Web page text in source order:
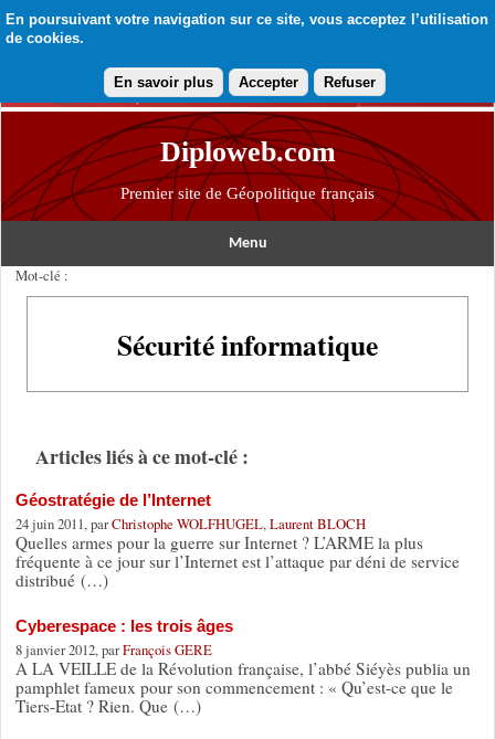
En poursuivant votre navigation sur ce site, vous acceptez l’utilisation
de cookies.
En savoir plus Accepter Refuser
Diploweb.com
Premier site de Géopolitique français
Menu
Mot-clé :
Sécurité informatique
Articles liés à ce mot-clé :
Géostratégie de l’Internet
24 juin 2011, parChristophe WOLFHUGEL, Laurent BLOCH
Quelles armes pour la guerre sur Internet ? L’ARME la plus
fréquente à ce jour sur l’Internet est l’attaque par déni de service
distribué (…)
Cyberespace : les trois âges
8 janvier 2012, parFrançois GERE
A LA VEILLE de la Révolution française, l’abbé Siéyès publia un
pamphlet fameux pour son commencement : « Qu’est-ce que le
Tiers-Etat ? Rien. Que (…)